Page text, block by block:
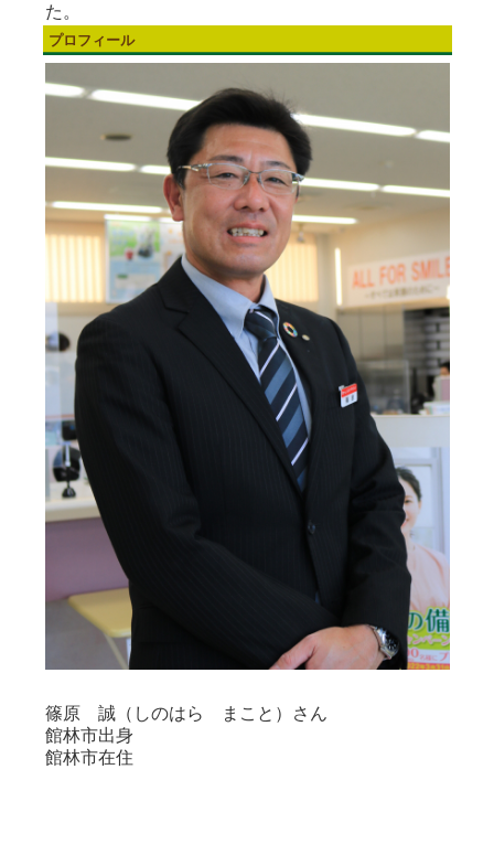
た。
プロフィール
篠原 誠（しのはら まこと）さん
館林市出身
館林市在住